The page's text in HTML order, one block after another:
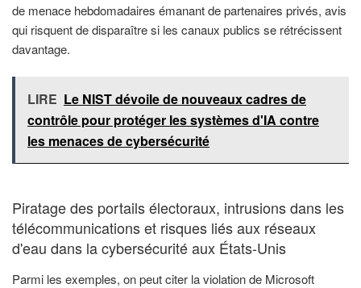
de menace hebdomadaires émanant de partenaires privés, avis
qui risquent de disparaître si les canaux publics se rétrécissent
davantage.
LIRE Le NIST dévoile de nouveaux cadres de
contrôle pour protéger les systèmes d'IA contre
les menaces de cybersécurité
Piratage des portails électoraux, intrusions dans les
télécommunications et risques liés aux réseaux
d'eau dans la cybersécurité aux États-Unis
Parmi les exemples, on peut citer la violation de Microsoft